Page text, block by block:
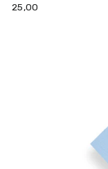
25,00